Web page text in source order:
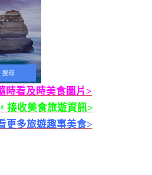
時看及時美食圖片>
接收美食旅遊資訊>
更多旅遊趣事美食>